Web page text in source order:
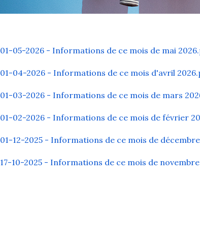
01-05-2026 - Informations de ce mois de mai
01-04-2026 - Informations de ce mois d'avril
01-03-2026 - Informations de ce mois de mars
01-02-2026 - Informations de ce mois de février
01-12-2025 - Informations de ce mois de
17-10-2025 - Informations de ce mois de